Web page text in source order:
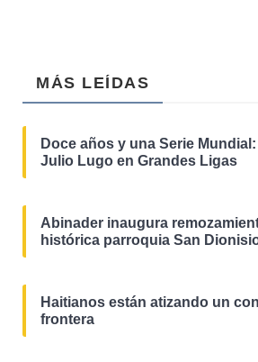
MÁS LEÍDAS
Doce años y una Serie
Julio Lugo en Grandes Ligas
Abinader inaugura
histórica parroquia San
Haitianos están atizando un
frontera